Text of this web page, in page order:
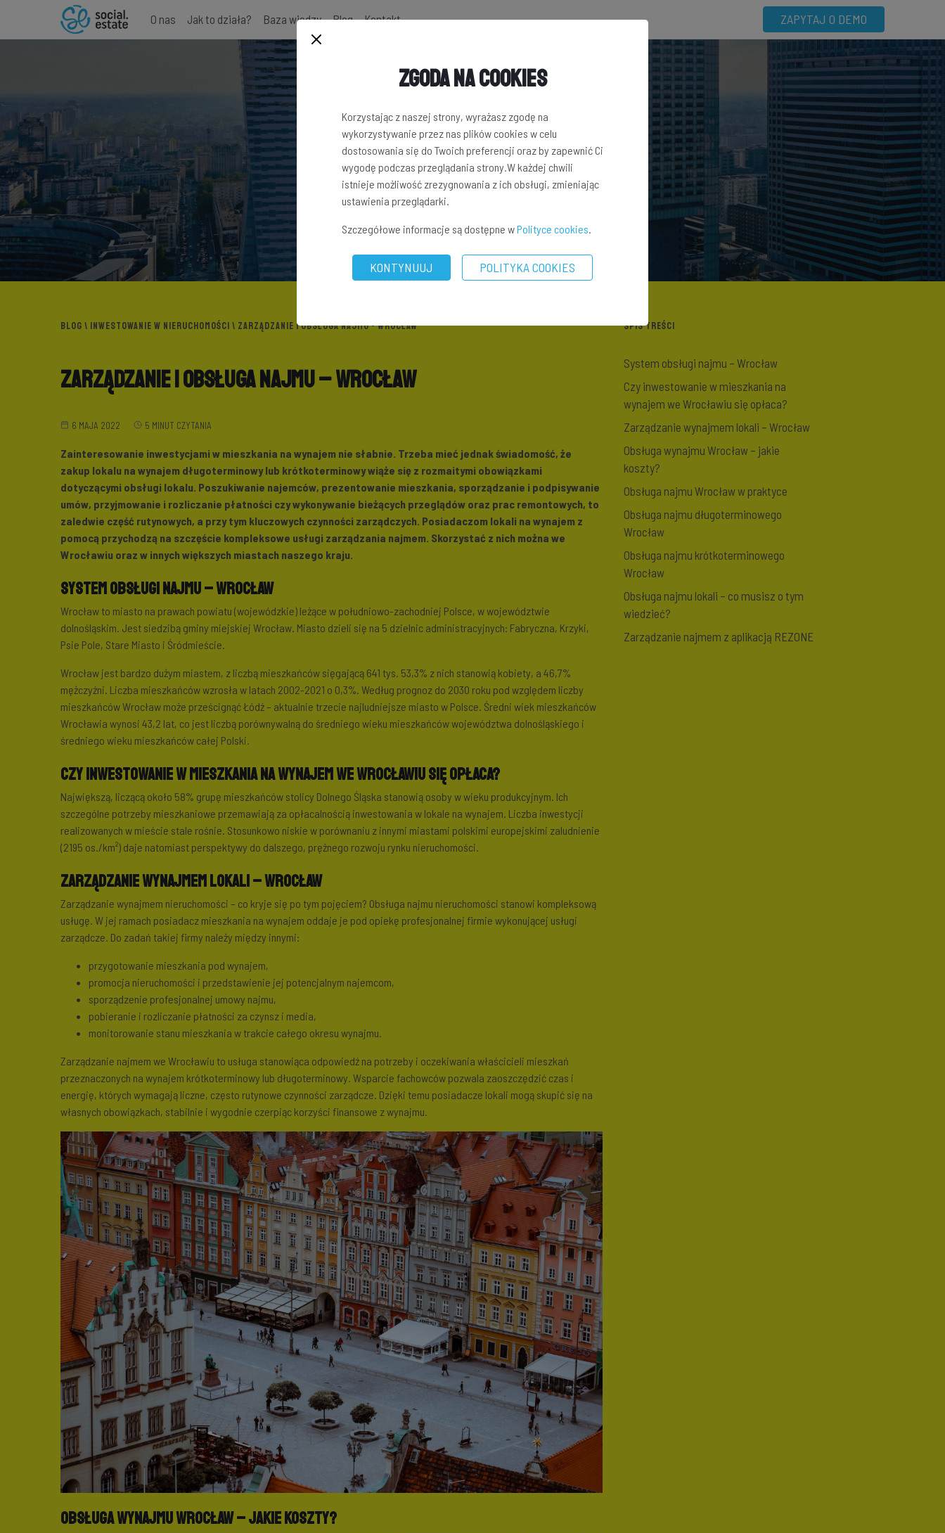
ZAPYTAJ O DEMO
O nas Jak to działa? Baza wiedzy Blog Kontakt
BLOG \ INWESTOWANIE W NIERUCHOMOŚCI \ ZARZĄDZANIE I OBSŁUGA NAJMU - WROCŁAW
Zarządzanie i obsługa najmu – Wrocław
6 MAJA 2022 5 MINUT CZYTANIA
Zainteresowanie inwestycjami w mieszkania na wynajem nie słabnie. Trzeba mieć jednak świadomość, że
zakup lokalu na wynajem długoterminowy lub krótkoterminowy wiąże się z rozmaitymi obowiązkami
dotyczącymi obsługi lokalu. Poszukiwanie najemców, prezentowanie mieszkania, sporządzanie i podpisywanie
umów, przyjmowanie i rozliczanie płatności czy wykonywanie bieżących przeglądów oraz prac remontowych, to
zaledwie część rutynowych, a przy tym kluczowych czynności zarządczych. Posiadaczom lokali na wynajem z
pomocą przychodzą na szczęście kompleksowe usługi zarządzania najmem. Skorzystać z nich można we
Wrocławiu oraz w innych większych miastach naszego kraju.
System obsługi najmu – Wrocław
Wrocław to miasto na prawach powiatu (wojewódzkie) leżące w południowo-zachodniej Polsce, w województwie
dolnośląskim. Jest siedzibą gminy miejskiej Wrocław. Miasto dzieli się na 5 dzielnic administracyjnych: Fabryczna, Krzyki,
Psie Pole, Stare Miasto i Śródmieście.
Wrocław jest bardzo dużym miastem, z liczbą mieszkańców sięgającą 641 tys. 53,3% z nich stanowią kobiety, a 46,7%
mężczyźni. Liczba mieszkańców wzrosła w latach 2002-2021 o 0,3%. Według prognoz do 2030 roku pod względem liczby
mieszkańców Wrocław może prześcignąć Łódź – aktualnie trzecie najludniejsze miasto w Polsce. Średni wiek mieszkańców
Wrocławia wynosi 43,2 lat, co jest liczbą porównywalną do średniego wieku mieszkańców województwa dolnośląskiego i
średniego wieku mieszkańców całej Polski.
Czy inwestowanie w mieszkania na wynajem we Wrocławiu się opłaca?
Największą, liczącą około 58% grupę mieszkańców stolicy Dolnego Śląska stanowią osoby w wieku produkcyjnym. Ich
szczególne potrzeby mieszkaniowe przemawiają za opłacalnością inwestowania w lokale na wynajem. Liczba inwestycji
realizowanych w mieście stale rośnie. Stosunkowo niskie w porównaniu z innymi miastami polskimi europejskimi zaludnienie
(2195 os./km²) daje natomiast perspektywy do dalszego, prężnego rozwoju rynku nieruchomości.
Zarządzanie wynajmem lokali – Wrocław
Zarządzanie wynajmem nieruchomości – co kryje się po tym pojęciem? Obsługa najmu nieruchomości stanowi kompleksową
usługę. W jej ramach posiadacz mieszkania na wynajem oddaje je pod opiekę profesjonalnej firmie wykonującej usługi
zarządcze. Do zadań takiej firmy należy między innymi:
przygotowanie mieszkania pod wynajem,
promocja nieruchomości i przedstawienie jej potencjalnym najemcom,
sporządzenie profesjonalnej umowy najmu,
pobieranie i rozliczanie płatności za czynsz i media,
monitorowanie stanu mieszkania w trakcie całego okresu wynajmu.
Zarządzanie najmem we Wrocławiu to usługa stanowiąca odpowiedź na potrzeby i oczekiwania właścicieli mieszkań
przeznaczonych na wynajem krótkoterminowy lub długoterminowy. Wsparcie fachowców pozwala zaoszczędzić czas i
energię, których wymagają liczne, często rutynowe czynności zarządcze. Dzięki temu posiadacze lokali mogą skupić się na
własnych obowiązkach, stabilnie i wygodnie czerpiąc korzyści finansowe z wynajmu.
Obsługa wynajmu Wrocław – jakie koszty?
SPIS TREŚCI
System obsługi najmu – Wrocław
Czy inwestowanie w mieszkania na
wynajem we Wrocławiu się opłaca?
Zarządzanie wynajmem lokali – Wrocław
Obsługa wynajmu Wrocław – jakie
koszty?
Obsługa najmu Wrocław w praktyce
Obsługa najmu długoterminowego
Wrocław
Obsługa najmu krótkoterminowego
Wrocław
Obsługa najmu lokali – co musisz o tym
wiedzieć?
Zarządzanie najmem z aplikacją REZONE
Zgoda na Cookies
Korzystając z naszej strony, wyrażasz zgodę na
wykorzystywanie przez nas plików cookies w celu
dostosowania się do Twoich preferencji oraz by zapewnić Ci
wygodę podczas przeglądania strony.W każdej chwili
istnieje możliwość zrezygnowania z ich obsługi, zmieniając
ustawienia przeglądarki.
Szczegółowe informacje są dostępne wPolityce cookies.
KONTYNUUJ POLITYKA COOKIES